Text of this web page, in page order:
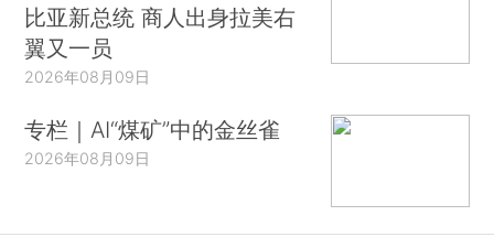
比亚新总统 商人出身拉美右
翼又一员
2026年08月09日
专栏｜AI“煤矿”中的金丝雀
2026年08月09日